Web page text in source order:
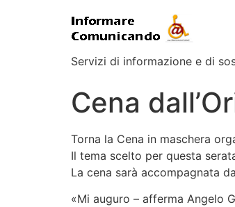
Servizi di informazione e di
Cena
Torna la Cena in maschera
Il tema scelto per questa
La cena sarà accompagnata
«Mi auguro – afferma Angelo